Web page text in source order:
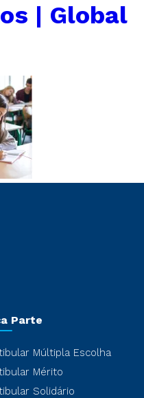
| Global
Parte
Múltipla Escolha
Mérito
Solidário